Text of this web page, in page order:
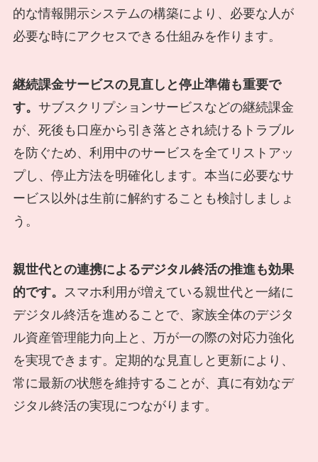
的な情報開示システムの構築により、必要な人が
必要な時にアクセスできる仕組みを作ります。
継続課金サービスの見直しと停止準備も重要で
す。 サブスクリプションサービスなどの継続課金
が、死後も口座から引き落とされ続けるトラブル
を防ぐため、利用中のサービスを全てリストアッ
プし、停止方法を明確化します。本当に必要なサ
ービス以外は生前に解約することも検討しましょ
う。
親世代との連携によるデジタル終活の推進も効果
的です。
スマホ利用が増えている親世代と一緒に
デジタル終活を進めることで、家族全体のデジタ
ル資産管理能力向上と、万が一の際の対応力強化
を実現できます。定期的な見直しと更新により、
常に最新の状態を維持することが、真に有効なデ
ジタル終活の実現につながります。